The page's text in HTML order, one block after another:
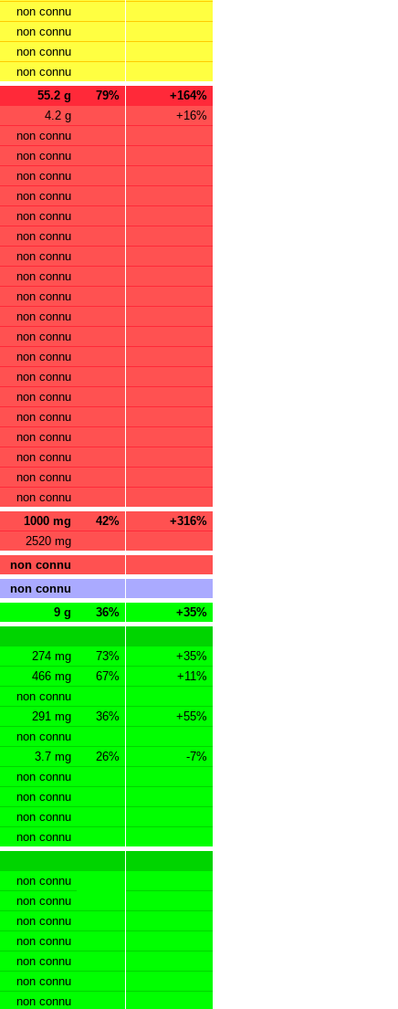
non connu
non connu
non connu
non connu
55.2 g 79%
+164%
4.2 g
+16%
non connu
non connu
non connu
non connu
non connu
non connu
non connu
non connu
non connu
non connu
non connu
non connu
non connu
non connu
non connu
non connu
non connu
non connu
non connu
1000 mg 42%
+316%
2520 mg
non connu
non connu
9 g 36%
+35%
274 mg 73%
+35%
466 mg 67%
+11%
non connu
291 mg 36%
+55%
non connu
3.7 mg 26%
-7%
non connu
non connu
non connu
non connu
non connu
non connu
non connu
non connu
non connu
non connu
non connu